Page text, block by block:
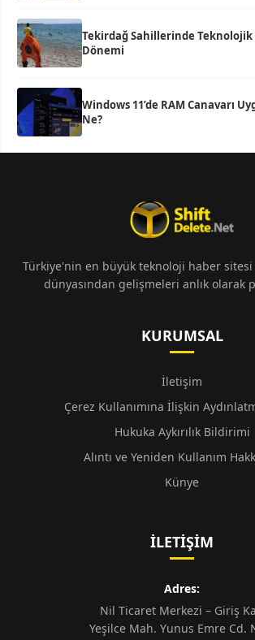
Tekirdağ Sahillerinde
Dönemi
Windows 11’de RAM Canavarı
Ne?
Türkiye'nin en büyük teknoloji haber
dünyasından gelişmeleri anlık olarak
KURUMSAL
İletişim
Çerez Kullanımına İlişkin
Hukuka Aykırılık Bildirimi
Alıntı ve Yeniden Kullanım
Künye
İLETIŞIM
Adres:
Nil Ticaret Merkezi – Giriş
Yeşilce Mah. Yunus Emre Cd.